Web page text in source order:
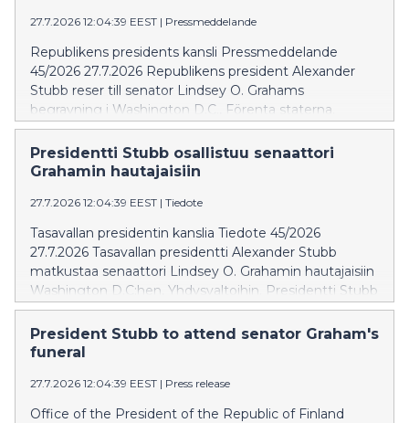
27.7.2026 12:04:39 EEST | Pressmeddelande
Republikens presidents kansli Pressmeddelande
45/2026 27.7.2026 Republikens president Alexander
Stubb reser till senator Lindsey O. Grahams
begravning i Washington D.C., Förenta staterna.
President Stubb deltar på tisdagen den 28 juli i den
statliga begravningsceremonin som äger rum i
Washington National Cathedral.
Presidentti Stubb osallistuu senaattori
Grahamin hautajaisiin
27.7.2026 12:04:39 EEST | Tiedote
Tasavallan presidentin kanslia Tiedote 45/2026
27.7.2026 Tasavallan presidentti Alexander Stubb
matkustaa senaattori Lindsey O. Grahamin hautajaisiin
Washington D.C:hen, Yhdysvaltoihin. Presidentti Stubb
osallistuu tiistaina 28. heinäkuuta Washington National
Cathedralissa järjestettävään valtiolliseen
hautajaisjumalanpalvelukseen.
President Stubb to attend senator Graham's
funeral
27.7.2026 12:04:39 EEST | Press release
Office of the President of the Republic of Finland